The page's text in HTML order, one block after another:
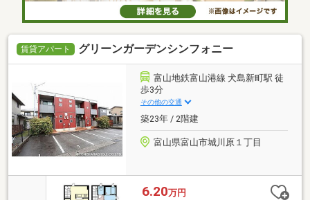
賃貸アパート グリーンガーデンシンフォニー
富山地鉄富山港線 犬島新町駅 徒
歩3分
その他の交通
築23年 / 2階建
富山県富山市城川原１丁目
6.20万円